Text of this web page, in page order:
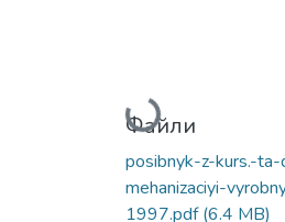
Вантажиться...
Файли
posibnyk-z-kurs.-
mehanizaciyi-
1997.pdf(6.4 MB)